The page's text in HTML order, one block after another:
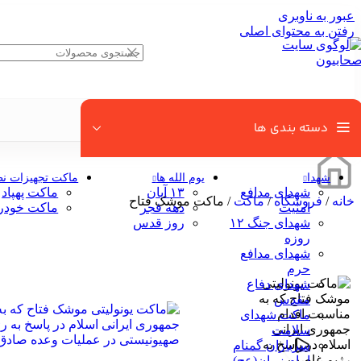
عبور به ناوبری
رفتن به محتوای اصلی
دسته بندی ها
شهدا
شهدای مدافع
امنیت
شهدای جنگ ۱۲
روزه
شهدای مدافع
حرم
شهدای دفاع
مقدس
ماکت شهدای
سلامت
سربازان گمنام
یوم الله ها
۱۳ آبان
دهه فجر
روز قدس
ماکت تجهیزات
ماکت پهپاد
ماکت
خانه/ فروشگاه/ ماکت/ ماکت موشک فتاح